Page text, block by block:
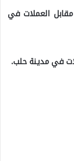
العملات في
في مدينة حلب.